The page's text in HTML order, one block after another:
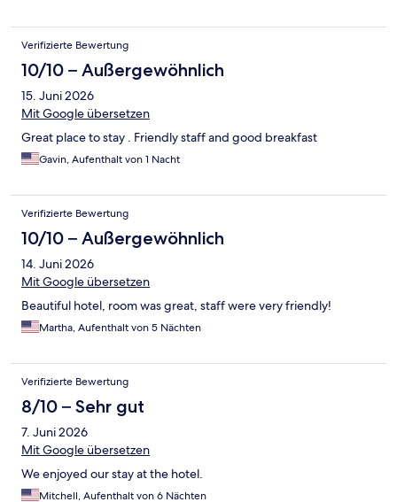
Verifizierte Bewertung
10/10 – Außergewöhnlich
15. Juni 2026
Mit Google übersetzen
Great place to stay . Friendly staff and good breakfast
Gavin, Aufenthalt von 1 Nacht
Verifizierte Bewertung
10/10 – Außergewöhnlich
14. Juni 2026
Mit Google übersetzen
Beautiful hotel, room was great, staff were very friendly!
Martha, Aufenthalt von 5 Nächten
Verifizierte Bewertung
8/10 – Sehr gut
7. Juni 2026
Mit Google übersetzen
We enjoyed our stay at the hotel.
Mitchell, Aufenthalt von 6 Nächten